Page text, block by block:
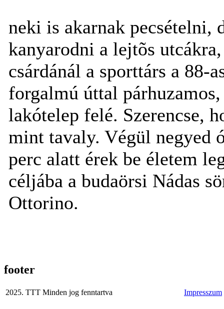
neki is akarnak
kanyarodni a lejtõs
csárdánál a sporttárs a 88-
forgalmú úttal
lakótelep felé. Szerencse,
mint tavaly. Végül negyed
perc alatt érek be életem
céljába a budaörsi Nádas
Ottorino.
footer
2025. TTT Minden jog fenntartva Impresszum